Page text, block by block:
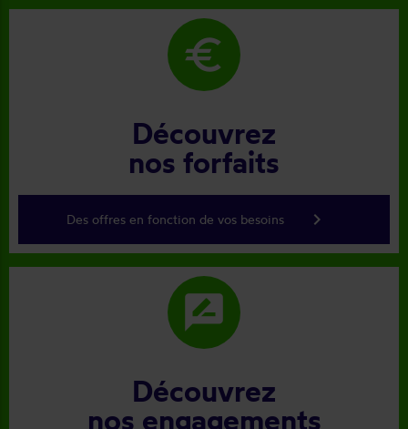
euro
Découvrez
nos forfaits
Des offres en fonction de vos besoins keyboard_arrow_right
rate_review
Découvrez
nos engagements